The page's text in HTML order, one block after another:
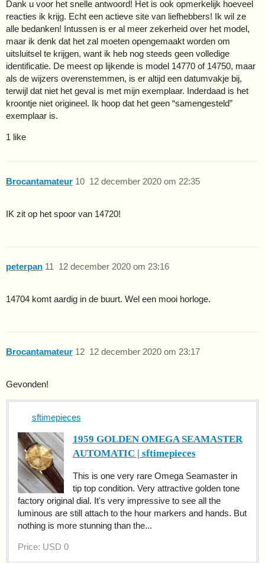
Dank u voor het snelle antwoord! Het is ook opmerkelijk hoeveel
reacties ik krijg. Echt een actieve site van liefhebbers! Ik wil ze
alle bedanken! Intussen is er al meer zekerheid over het model,
maar ik denk dat het zal moeten opengemaakt worden om
uitsluitsel te krijgen, want ik heb nog steeds geen volledige
identificatie. De meest op lijkende is model 14770 of 14750, maar
als de wijzers overenstemmen, is er altijd een datumvakje bij,
terwijl dat niet het geval is met mijn exemplaar. Inderdaad is het
kroontje niet origineel. Ik hoop dat het geen “samengesteld”
exemplaar is.
1 like
Brocantamateur 12 december 2020 om 22:35
10
IK zit op het spoor van 14720!
peterpan 12 december 2020 om 23:16
11
14704 komt aardig in de buurt. Wel een mooi horloge.
Brocantamateur 12 december 2020 om 23:17
12
Gevonden!
sftimepieces
1959 GOLDEN OMEGA SEAMASTER
AUTOMATIC | sftimepieces
This is one very rare Omega Seamaster in
tip top condition. Very attractive golden tone
factory original dial. It's very impressive to see all the
luminous are still attach to the hour markers and hands. But
nothing is more stunning than the...
Price: USD 0